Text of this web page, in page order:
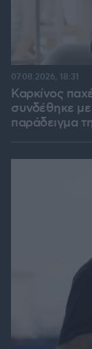
Καρκίνος
συνδέθηκε
παράδειγμα
07.08.2026, 18:31